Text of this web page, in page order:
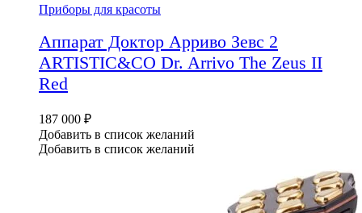
Приборы для красоты
Аппарат Доктор Арриво Зевс 2
ARTISTIC&CO Dr. Arrivo The Zeus II
Red
187 000 ₽
Добавить в список желаний
Добавить в список желаний